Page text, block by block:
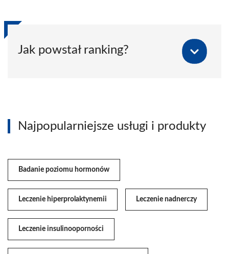
Jak powstał ranking?
Najpopularniejsze usługi i produkty
Badanie poziomu hormonów
Leczenie hiperprolaktynemii Leczenie nadnerczy
Leczenie insulinooporności